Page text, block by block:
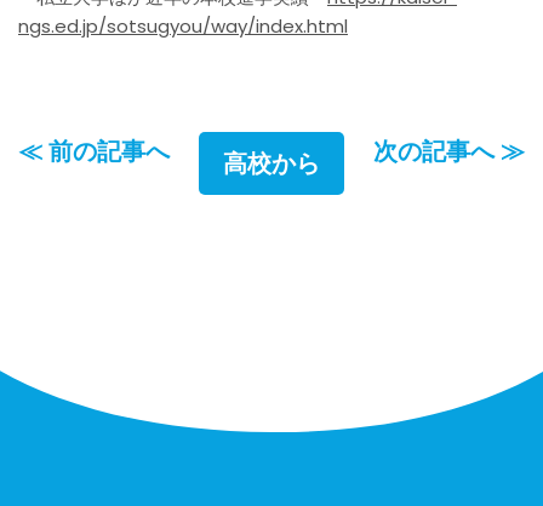
ngs.ed.jp/sotsugyou/way/index.html
≪ 前の記事へ 高校から 次の記事へ ≫